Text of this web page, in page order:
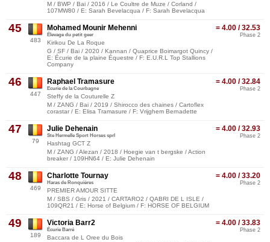
M / BWP / Bai / 2016 / Le Coultre de Muze / Corland /
107MW80 / E: Sarah Bevelacqua / F: Sarah Bevelacqua
45
483
= 4.00 / 32.53
Phase 2
Mohamed Mounir Mehenni
Élevage du petit geer
Kirikou De La Roque
G / SF / Bai / 2020 / Kannan / Quaprice Boimargot Quincy /
E: Écurie de la plaine Équestre / F: E.U.R.L Top Stallions
Company
46
447
= 4.00 / 32.84
Phase 2
Raphael Tramasure
Ecurie de la Courbagne
Steffy de la Couturelle Z
M / ZANG / Bai / 2019 / Shirocco des chaines / Cartoflex
corastar / E: Elisa Tramasure / F: Vrijghem Bernadette
47
79
= 4.00 / 32.93
Phase 2
Julie Dehenain
Ste Hermelle Sport Horses sprl
Hashtag GCT Z
M / ZANG / Alezan / 2018 / Hoegie van t bergske / Action
breaker / 109HN64 / E: Julie Dehenain
48
469
= 4.00 / 33.20
Phase 2
Charlotte Tournay
Haras de Ronquières
PREMIER AMOUR SITTE
M / SBS / Gris / 2021 / CARTARO2 / QABRI DE L ISLE /
109QR21 / E: Horse of Belgium / F: HORSE OF BELGIUM
49
189
= 4.00 / 33.83
Phase 2
Victoria Barr2
Écurie Barré
Baccara de L Oree du Bois